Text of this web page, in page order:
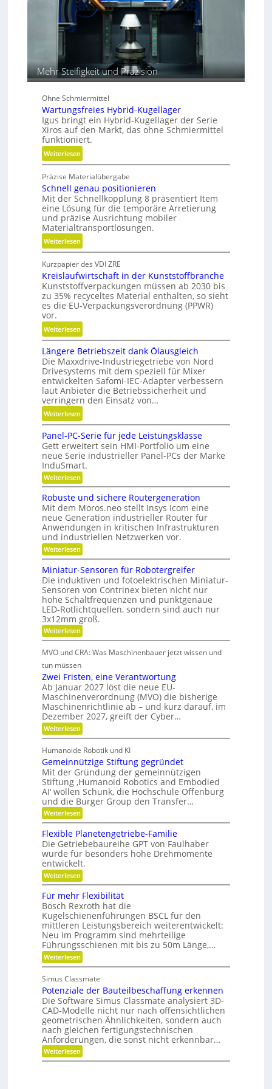
m
V
r
g
l
c
h
Mehr Steifigkeit und Präzision
Ohne Schmiermittel
Wartungsfreies Hybrid-Kugellager
Igus bringt ein Hybrid-Kugellager der Serie
Xiros auf den Markt, das ohne Schmiermittel
funktioniert.
Weiterlesen:
W
a
r
t
u
n
g
s
r
e
i
e
H
y
b
r
i
d
-
K
u
e
l
l
a
g
e
r
Präzise Materialübergabe
Schnell genau positionieren
Mit der Schnellkopplung 8 präsentiert Item
eine Lösung für die temporäre Arretierung
und präzise Ausrichtung mobiler
Materialtransportlösungen.
Weiterlesen:
S
c
h
n
e
l
l
g
n
a
u
p
o
s
i
t
i
o
n
i
e
r
e
n
Kurzpapier des VDI ZRE
Kreislaufwirtschaft in der Kunststoffbranche
Kunststoffverpackungen müssen ab 2030 bis
zu 35% recyceltes Material enthalten, so sieht
es die EU-Verpackungsverordnung (PPWR)
vor.
Weiterlesen:
K
r
e
i
s
l
a
u
f
w
i
r
t
s
c
h
a
f
t
i
n
d
e
r
K
u
n
s
t
s
t
o
f
f
b
a
n
c
h
e
Längere Betriebszeit dank Ölausgleich
Die Maxxdrive-Industriegetriebe von Nord
Drivesystems mit dem speziell für Mixer
entwickelten Safomi-IEC-Adapter verbessern
laut Anbieter die Betriebssicherheit und
verringern den Einsatz von…
Weiterlesen:
L
ä
n
g
e
r
e
B
e
t
r
i
b
s
z
e
i
t
d
a
n
k
Ö
l
a
u
s
g
l
e
i
c
h
Panel-PC-Serie für jede Leistungsklasse
Gett erweitert sein HMI-Portfolio um eine
neue Serie industrieller Panel-PCs der Marke
InduSmart.
Weiterlesen:
P
n
e
l
-
P
C
-
S
e
r
f
ü
r
j
e
e
L
i
s
t
u
n
g
s
k
l
a
s
s
e
Robuste und sichere Routergeneration
Mit dem Moros.neo stellt Insys Icom eine
neue Generation industrieller Router für
Anwendungen in kritischen Infrastrukturen
und industriellen Netzwerken vor.
Weiterlesen:
R
o
b
u
s
t
e
u
n
d
s
i
h
e
r
e
R
o
u
t
e
g
e
n
e
r
a
t
i
o
n
Miniatur-Sensoren für Robotergreifer
Die induktiven und fotoelektrischen Miniatur-
Sensoren von Contrinex bieten nicht nur
hohe Schaltfrequenzen und punktgenaue
LED-Rotlichtquellen, sondern sind auch nur
3x12mm groß.
Weiterlesen:
M
n
i
t
u
r
-
S
e
n
s
o
r
e
n
f
ü
r
R
o
b
o
t
e
r
g
r
e
f
e
r
MVO und CRA: Was Maschinenbauer jetzt wissen und
tun müssen
Zwei Fristen, eine Verantwortung
Ab Januar 2027 löst die neue EU-
Maschinenverordnung (MVO) die bisherige
Maschinenrichtlinie ab – und kurz darauf, im
Dezember 2027, greift der Cyber…
Weiterlesen:
Z
e
i
F
r
i
s
t
e
n
,
e
i
n
e
V
e
a
n
t
w
o
r
t
u
n
Humanoide Robotik und KI
Gemeinnützige Stiftung gegründet
Mit der Gründung der gemeinnützigen
Stiftung ‚Humanoid Robotics and Embodied
AI‘ wollen Schunk, die Hochschule Offenburg
und die Burger Group den Transfer…
Weiterlesen:
G
e
m
e
i
n
n
ü
z
i
g
e
S
t
i
f
t
n
g
g
e
g
r
ü
n
d
e
Flexible Planetengetriebe-Familie
Die Getriebebaureihe GPT von Faulhaber
wurde für besonders hohe Drehmomente
entwickelt.
Weiterlesen:
F
e
x
i
b
l
e
P
l
a
n
t
e
n
g
e
t
r
i
e
Für mehr Flexibilität
Bosch Rexroth hat die
Kugelschienenführungen BSCL für den
mittleren Leistungsbereich weiterentwickelt:
Neu im Programm sind mehrteilige
Führungsschienen mit bis zu 50m Länge,…
Weiterlesen:
F
r
m
e
h
r
F
l
e
x
i
Simus Classmate
Potenziale der Bauteilbeschaffung erkennen
Die Software Simus Classmate analysiert 3D-
CAD-Modelle nicht nur nach offensichtlichen
geometrischen Ähnlichkeiten, sondern auch
nach gleichen fertigungstechnischen
Anforderungen, die sonst nicht erkennbar…
Weiterlesen:
P